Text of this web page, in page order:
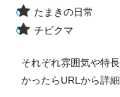
たまきの日常
チビクマ
それぞれ雰囲気や特
かったらURLから詳